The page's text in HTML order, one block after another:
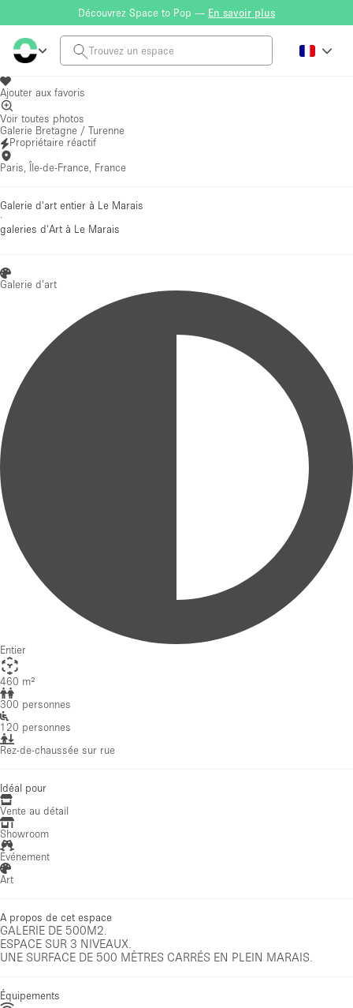
Découvrez Space to Pop — En savoir plus
Ajouter aux favoris
Voir toutes photos
Galerie Bretagne / Turenne
Propriétaire réactif
Paris, Île-de-France, France
Galerie d'art entier à Le Marais
·
galeries d'Art à Le Marais
Galerie d'art
Entier
460 m²
300 personnes
120 personnes
Rez-de-chaussée sur rue
Idéal pour
Vente au détail
Showroom
Événement
Art
A propos de cet espace
GALERIE DE 500M2.
ESPACE SUR 3 NIVEAUX.
UNE SURFACE DE 500 MÈTRES CARRÉS EN PLEIN MARAIS.
Équipements